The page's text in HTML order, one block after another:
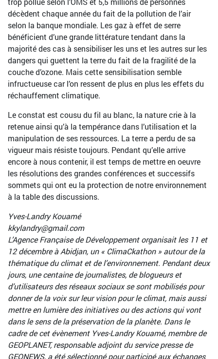
décèdent chaque année du fait de la pollution de l’air
selon la banque mondiale. Les gaz à effet de serre
bénéficient d’une grande littérature tendant dans la
majorité des cas à sensibiliser les uns et les autres sur les
dangers qui guettent la terre du fait de la fragilité de la
couche d’ozone. Mais cette sensibilisation semble
infructueuse car l’on ressent de plus en plus les effets du
réchauffement climatique.
Le constat est cousu du fil au blanc, la nature crie à la
retenue ainsi qu’à la tempérance dans l’utilisation et la
manipulation de ses ressources. La terre a perdu de sa
vigueur mais résiste toujours. Pendant qu’elle arrive
encore à nous contenir, il est temps de mettre en oeuvre
les résolutions des grandes conférences et successifs
sommets qui ont eu la protection de notre environnement
à la table des discussions.
Yves-Landry Kouamé
kkylandry@gmail.com
L’Agence Française de Développement organisait les 11 et
12 décembre à Abidjan, un « ClimaCkathon » autour de la
thématique du climat et de l’environnement. Pendant deux
jours, une centaine de journalistes, de blogueurs et
d’utilisateurs des réseaux sociaux se sont mobilisés pour
donner de la voix sur leur vision pour le climat, mais aussi
mettre en lumière des initiatives ou des actions qui vont
dans le sens de la préservation de la planète. Dans le
cadre de cet évènement Yves-Landry Kouamé, membre de
GEOPLANET, responsable adjoint du service presse de
GEONEWS, a été sélectionné pour participé aux échanges